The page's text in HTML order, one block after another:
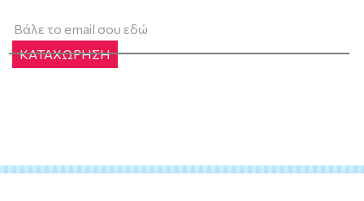
ΚΑΤΑΧΩΡΗΣΗ